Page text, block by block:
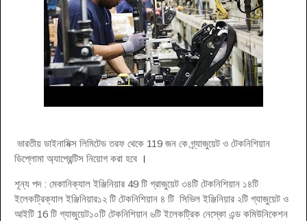
ভারতীয় ডাইনামিক্স লিমিটেড তরফ থেকে 119 জন কে গ্র্যাজুয়েট ও টেকনিশিয়ান
ডিপ্লোমা অ্যাপ্রেন্টিস নিয়োগ করা হবে ।
শূন্য পদ : মেকানিক্যাল ইঞ্জিনিয়ার 49 টি গ্রাজুয়েট ৩৪টি টেকনিশিয়ান ১৪টি
ইলেকট্রিক্যাল ইঞ্জিনিয়ার১২ টি টেকনিশিয়ান ৪ টি সিভিল ইঞ্জিনিয়ার ২টি গ্যাজুয়েট ও
আইটি 16 টি গ্যাজুয়েট১০টি টেকনিশিয়ান ৬টি ইলেকট্রিক নেস্কো এন্ড কমিউনিকেশন